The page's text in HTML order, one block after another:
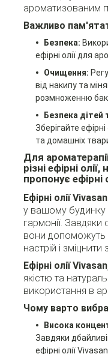
ароматизованим
Важливо
Безпека:
ефірні олії для
Очищення:
від накипу та
розмноженню
Безпека
Зберігайте
та домашніх
Для
різні ефірні
пропонує ефірні
Ефірні олії
у вашому будинку
гармонії.
вони допоможуть
настрій і зміцнити
Ефірні олії
якістю та
використання в
Чому варто
Висока
Завдяки
ефірні олії